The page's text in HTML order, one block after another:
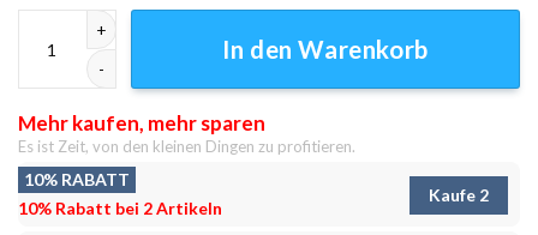
In den Warenkorb
Mehr kaufen, mehr sparen
Es ist Zeit, von den kleinen Dingen zu profitieren.
10% RABATT
10% Rabatt bei 2 Artikeln
Kaufe 2